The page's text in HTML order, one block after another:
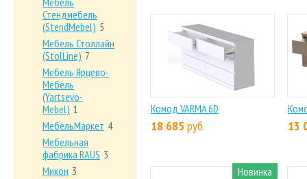
Комод VARMA 6D
18 685 руб. 13
Новинка
Стендмебель
(StendMebel) 5
Мебель Столлайн
(StolLine) 7
Мебель Ярцево-
Mебель
(Yartsevo-
Mebel) 1
МебельМаркет 4
Мебельная
фабрика RAUS 3
Микон 3